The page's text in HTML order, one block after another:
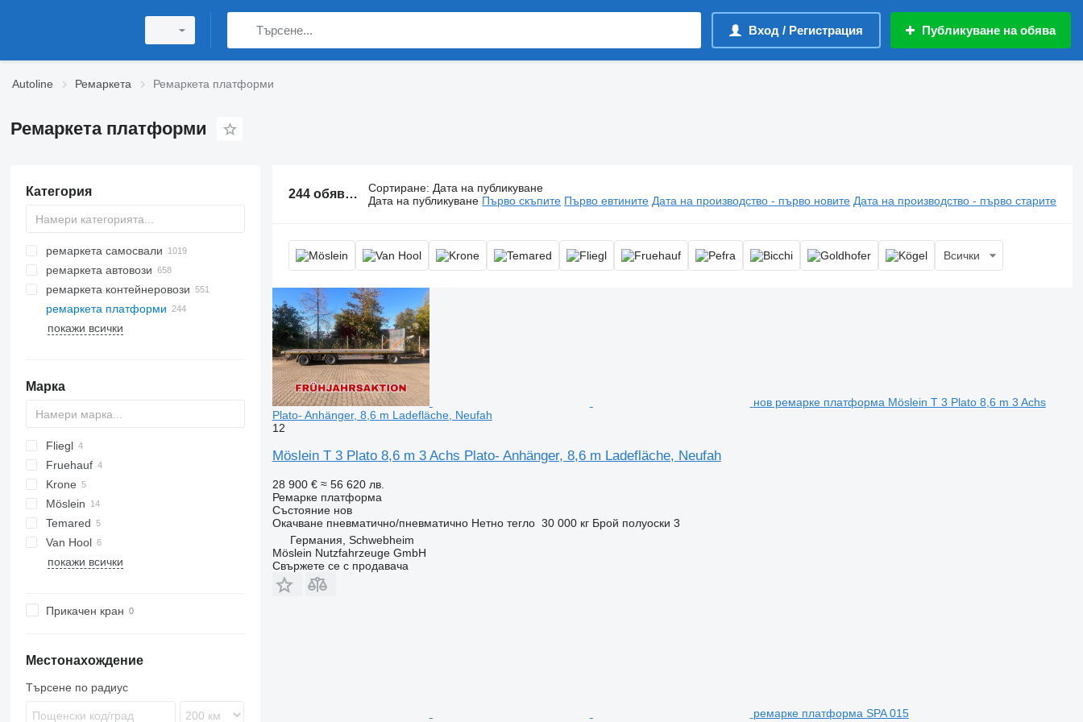
Вход / Регистрация Публикуване на обява
Autoline Ремаркета Ремаркета платформи
Ремаркета платформи
Категория
ремаркета самосвали
ремаркета автовози
ремаркета контейнеровози
ремаркета платформи
покажи всички
Марка
Merkury
BPA
A1010
Fliegl
TPS
ZPS
Fruehauf
AC
D-series
Krone
ADP
AZ
Möslein
T-series
THT
Tandem
Kaiser
PA
Temared
Van Hool
покажи всички
Прикачен кран
Местонахождение
Търсене по радиус
244 обяви: Ремаркета платформи
Сортиране: Дата на публикуване
Дата на публикуване Първо скъпите Първо евтините Дата на производство - първо новите Дата на производство - първо старите
Всички
нов ремарке платформа Möslein T 3 Plato 8,6 m 3 Achs
Plato- Anhänger, 8,6 m Ladefläche, Neufah
12
Möslein T 3 Plato 8,6 m 3 Achs Plato- Anhänger, 8,6 m Ladefläche, Neufah
28 900 € ≈ 56 620 лв.
Ремарке платформа
Състояниенов
Окачване пневматично/пневматично Нетно тегло 30 000 кг Брой полуоски 3
Германия, Schwebheim
Möslein Nutzfahrzeuge GmbH
Свържете се с продавача
ремарке платформа SPA 015